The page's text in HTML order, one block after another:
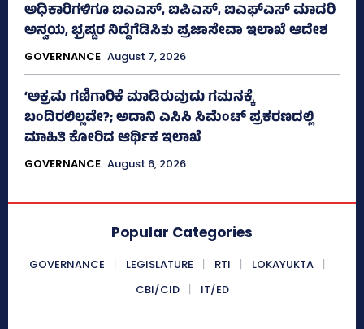
ಅಧಿಕಾರಿಗಳಿಗೂ ಐಎಎಸ್‌, ಐಪಿಎಸ್‌, ಐಎಫ್‌ಎಸ್‌ ಮಾದರಿ
ಅನ್ವಯ, ಭ್ರಷ್ಟರ ನಿದ್ದೆಗೆಡಿಸಿತು ಪ್ರಜಾಸೇವಾ ಇಲಾಖೆ ಆದೇಶ
GOVERNANCE August 7, 2026
‘ಅಕ್ರಮ ಗಣಿಗಾರಿಕೆ ಮಾಡಿರುವುದು ಗಮನಕ್ಕೆ
ಬಂದಿರಲಿಲ್ಲವೇ?; ಅದಾನಿ ಎಸಿಸಿ ಸಿಮೆಂಟ್ ಪ್ರಕರಣದಲ್ಲಿ
ಮಾಹಿತಿ ಕೋರಿದ ಆರ್ಥಿಕ ಇಲಾಖೆ
GOVERNANCE August 6, 2026
Popular Categories
GOVERNANCE LEGISLATURE RTI
LOKAYUKTA
CBI/CID
IT/ED